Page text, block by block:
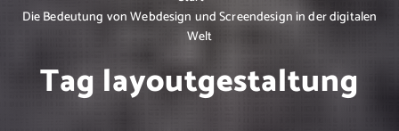
Die Bedeutung von Webdesign und Screendesign in der digitalen
Welt
Tag layoutgestaltung